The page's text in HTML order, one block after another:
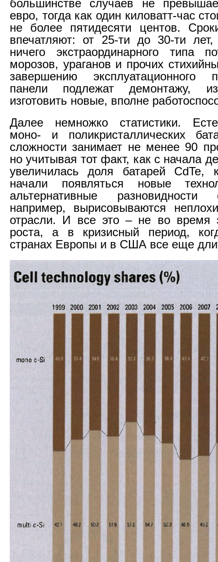
большинстве случаев не
евро, тогда как один киловатт-час
не более пятидесяти центов.
впечатляют: от 25-ти до 30-ти
ничего экстраординарного типа
морозов, ураганов и прочих
завершению эксплуатационного
панели подлежат демонтажу,
изготовить новые, вполне
Далее немножко статистики.
моно- и поликристаллических
сложности занимает не менее 90
но учитывая тот факт, как с начала
увеличилась доля батарей CdTe,
начали появляться новые
альтернативные разновидности
например, вырисовываются
отрасли. И все это – не во время
роста, а в кризисный период,
странах Европы и в США все еще